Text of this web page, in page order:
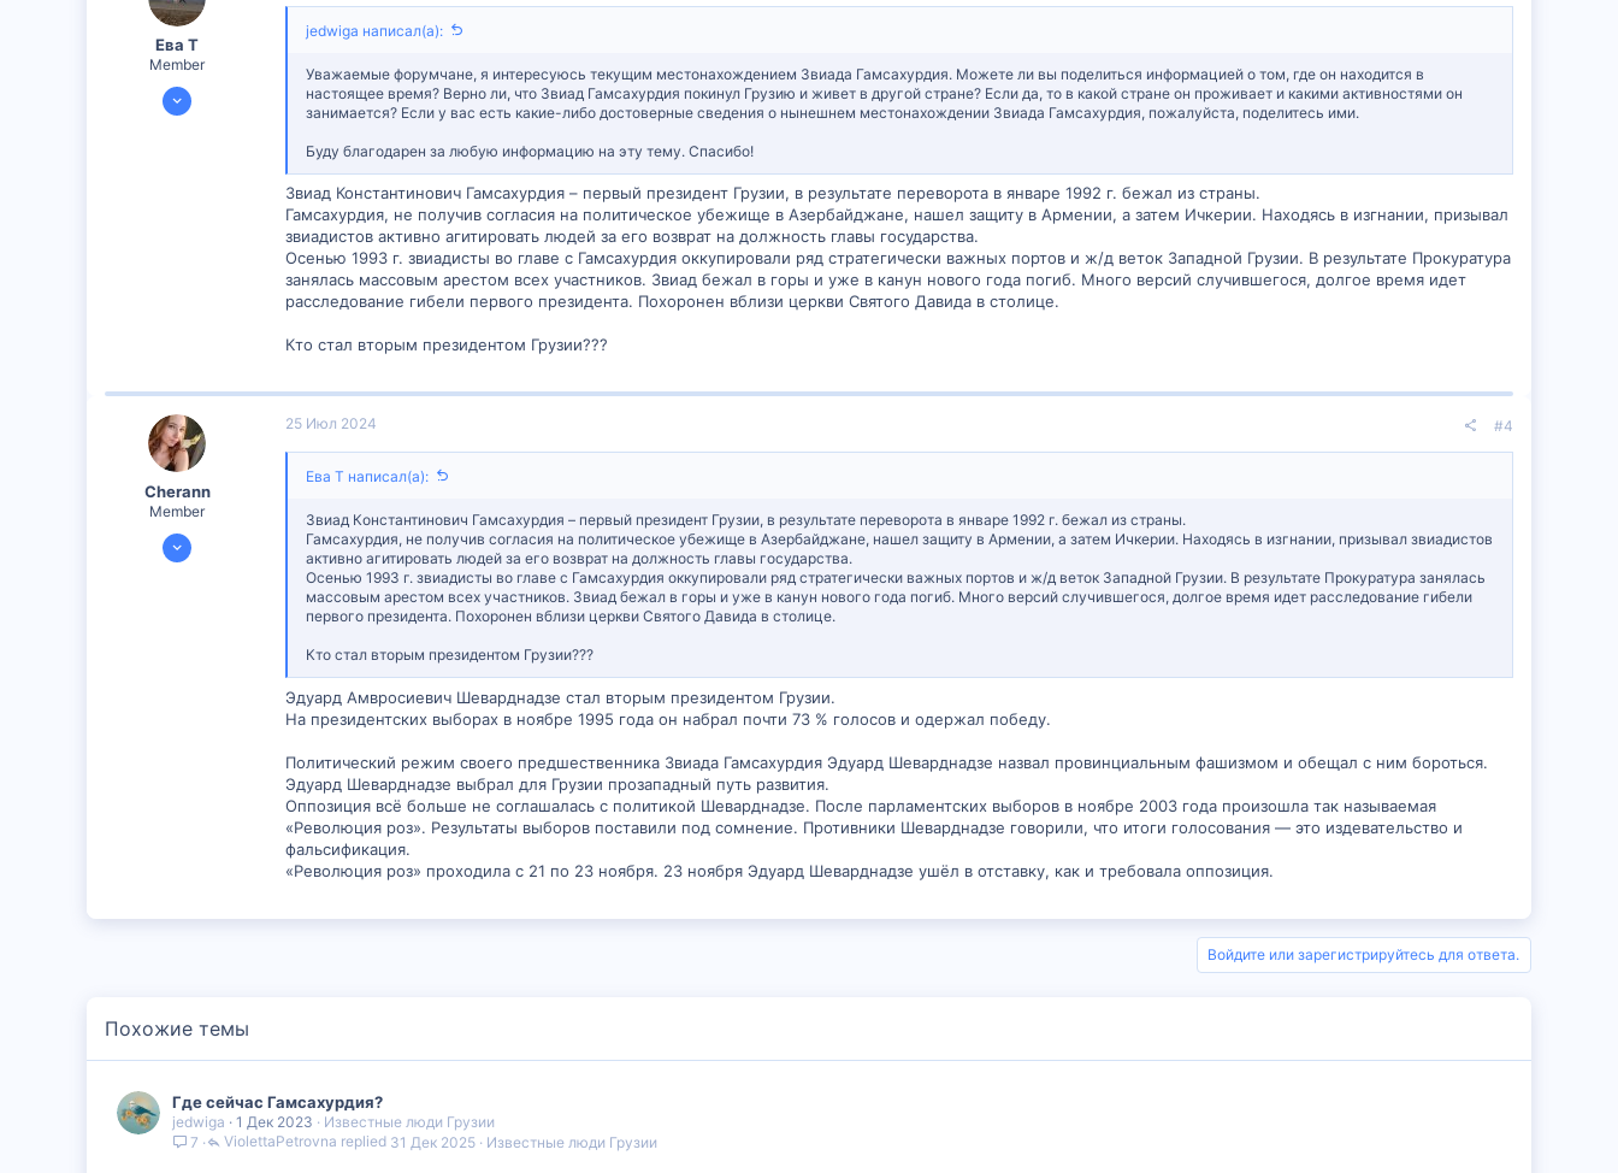
Ева Т
Member
19 Июл 2024
jedwiga написал(а):
Уважаемые форумчане, я интересуюсь текущим местонахождением Звиада Гамсахурдия. Можете ли вы поделиться информацией о том, где он находится в
настоящее время? Верно ли, что Звиад Гамсахурдия покинул Грузию и живет в другой стране? Если да, то в какой стране он проживает и какими активностями он
занимается? Если у вас есть какие-либо достоверные сведения о нынешнем местонахождении Звиада Гамсахурдия, пожалуйста, поделитесь ими.
Буду благодарен за любую информацию на эту тему. Спасибо!
Звиад Константинович Гамсахурдия – первый президент Грузии, в результате переворота в январе 1992 г. бежал из страны.
Гамсахурдия, не получив согласия на политическое убежище в Азербайджане, нашел защиту в Армении, а затем Ичкерии. Находясь в изгнании, призывал
звиадистов активно агитировать людей за его возврат на должность главы государства.
Осенью 1993 г. звиадисты во главе с Гамсахурдия оккупировали ряд стратегически важных портов и ж/д веток Западной Грузии. В результате Прокуратура
занялась массовым арестом всех участников. Звиад бежал в горы и уже в канун нового года погиб. Много версий случившегося, долгое время идет
расследование гибели первого президента. Похоронен вблизи церкви Святого Давида в столице.
Кто стал вторым президентом Грузии???
Cherann
Member
23 Июл 2024
25 Июл 2024 #4
Ева Т написал(а):
Звиад Константинович Гамсахурдия – первый президент Грузии, в результате переворота в январе 1992 г. бежал из страны.
Гамсахурдия, не получив согласия на политическое убежище в Азербайджане, нашел защиту в Армении, а затем Ичкерии. Находясь в изгнании, призывал звиадистов
активно агитировать людей за его возврат на должность главы государства.
Осенью 1993 г. звиадисты во главе с Гамсахурдия оккупировали ряд стратегически важных портов и ж/д веток Западной Грузии. В результате Прокуратура занялась
массовым арестом всех участников. Звиад бежал в горы и уже в канун нового года погиб. Много версий случившегося, долгое время идет расследование гибели
первого президента. Похоронен вблизи церкви Святого Давида в столице.
Кто стал вторым президентом Грузии???
Эдуард Амвросиевич Шеварднадзе стал вторым президентом Грузии.
На президентских выборах в ноябре 1995 года он набрал почти 73 % голосов и одержал победу.
Политический режим своего предшественника Звиада Гамсахурдия Эдуард Шеварднадзе назвал провинциальным фашизмом и обещал с ним бороться.
Эдуард Шеварднадзе выбрал для Грузии прозападный путь развития.
Оппозиция всё больше не соглашалась с политикой Шеварднадзе. После парламентских выборов в ноябре 2003 года произошла так называемая
«Революция роз». Результаты выборов поставили под сомнение. Противники Шеварднадзе говорили, что итоги голосования — это издевательство и
фальсификация.
«Революция роз» проходила с 21 по 23 ноября. 23 ноября Эдуард Шеварднадзе ушёл в отставку, как и требовала оппозиция.
Войдите или зарегистрируйтесь для ответа.
Похожие темы
Где сейчас Гамсахурдия?
jedwiga 1 Дек 2023
Известные люди Грузии
7
Известные люди Грузии
31 Дек 2025
ViolettaPetrovna